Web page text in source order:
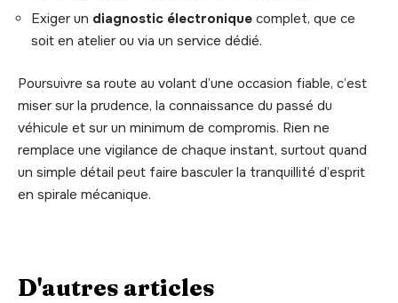
Exiger un diagnostic électronique complet, que ce
soit en atelier ou via un service dédié.
Poursuivre sa route au volant d’une occasion fiable, c’est
miser sur la prudence, la connaissance du passé du
véhicule et sur un minimum de compromis. Rien ne
remplace une vigilance de chaque instant, surtout quand
un simple détail peut faire basculer la tranquillité d’esprit
en spirale mécanique.
D'autres articles